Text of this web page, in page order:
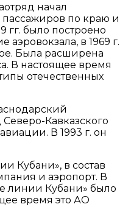
начал
пассажиров по краю и
гг. было построено
аэровокзала, в 1969 г.
Была расширена
В настоящее время
отечественных
Кавказского
В 1993 г. он
Кубани», в состав
и аэропорт. В
линии Кубани» было
время это АО